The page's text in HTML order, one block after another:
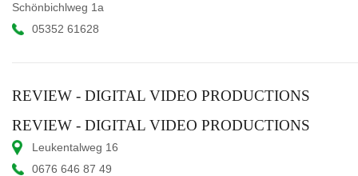
Schönbichlweg 1a
05352 61628
REVIEW - DIGITAL VIDEO PRODUCTIONS
REVIEW - DIGITAL VIDEO PRODUCTIONS
Leukentalweg 16
0676 646 87 49